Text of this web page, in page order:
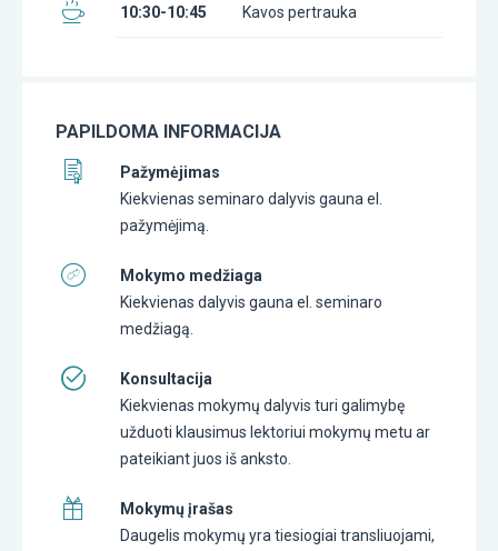
10:30-10:45 Kavos pertrauka
PAPILDOMA INFORMACIJA
Pažymėjimas
Kiekvienas seminaro dalyvis gauna el.
pažymėjimą.
Mokymo medžiaga
Kiekvienas dalyvis gauna el. seminaro
medžiagą.
Konsultacija
Kiekvienas mokymų dalyvis turi galimybę
užduoti klausimus lektoriui mokymų metu ar
pateikiant juos iš anksto.
Mokymų įrašas
Daugelis mokymų yra tiesiogiai transliuojami,